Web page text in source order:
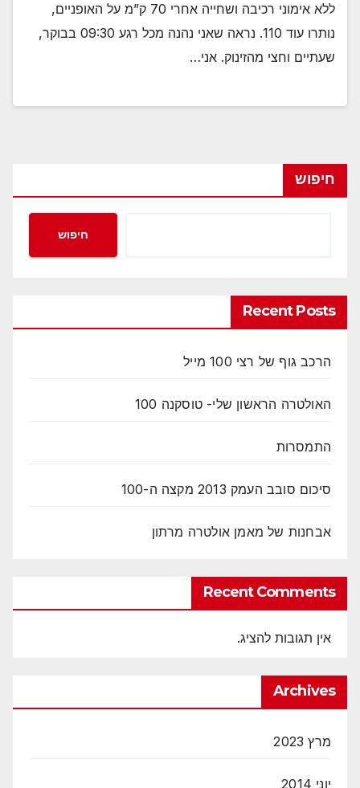
ללא אימוני רכיבה ושחייה אחרי 70 ק”מ על האופניים,
נותרו עוד 110. נראה שאני נהנה מכל רגע 09:30 בבוקר,
שעתיים וחצי מהזינוק. אני…
חיפוש
חיפוש
Recent Posts
הרכב גוף של רצי 100 מייל
האולטרה הראשון שלי- טוסקנה 100
התמסרות
סיכום סובב העמק 2013 מקצה ה-100
אבחנות של מאמן אולטרה מרתון
Recent Comments
אין תגובות להציג.
Archives
מרץ 2023
יוני 2014